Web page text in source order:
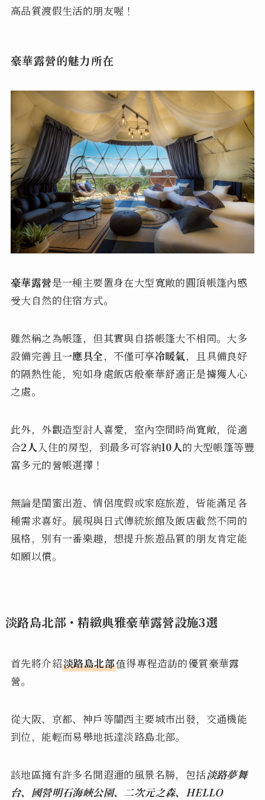
高品質渡假生活的朋友喔！
豪華露營的魅力所在
豪華露營是一種主要置身在大型寬敞的圓頂帳篷內感
受大自然的住宿方式。
雖然稱之為帳篷，但其實與自搭帳篷大不相同。大多
設備完善且一應具全，不僅可享冷暖氣，且具備良好
的隔熱性能，宛如身處飯店般豪華舒適正是擄獲人心
之處。
此外，外觀造型討人喜愛，室內空間時尚寬敞，從適
合2人 入住的房型，到最多可容納10人的大型帳篷等豐
富多元的營帳選擇！
無論是閨蜜出遊、情侶度假或家庭旅遊，皆能滿足各
種需求喜好。展現與日式傳統旅館及飯店截然不同的
風格，別有一番樂趣，想提升旅遊品質的朋友肯定能
如願以償。
淡路島北部・精緻典雅豪華露營設施3選
首先將介紹淡路島北部值得專程造訪的優質豪華露
營。
從大阪、京都、神戶等關西主要城市出發，交通機能
到位，能輕而易舉地抵達淡路島北部。
該地區擁有許多名聞遐邇的風景名勝，包括淡路夢舞
台、國營明石海峽公園、二次元之森、HELLO